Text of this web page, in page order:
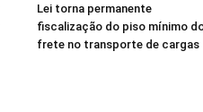
Lei torna permanente
fiscalização do piso mínimo
frete no transporte de cargas